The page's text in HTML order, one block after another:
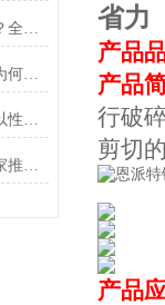
铝屑打包压块机价格多少钱一台？全面解析与恩派特品牌推荐
铝屑压块机生产厂家深度解析：为何恩派特成为市场的信赖之选
铝销压饼机哪家好？恩派特品牌以性能标准
上海地区铝屑压块机设备生产厂家推荐：为什么恩派特值得信赖
省力
产品
产品
行破
剪切
产品